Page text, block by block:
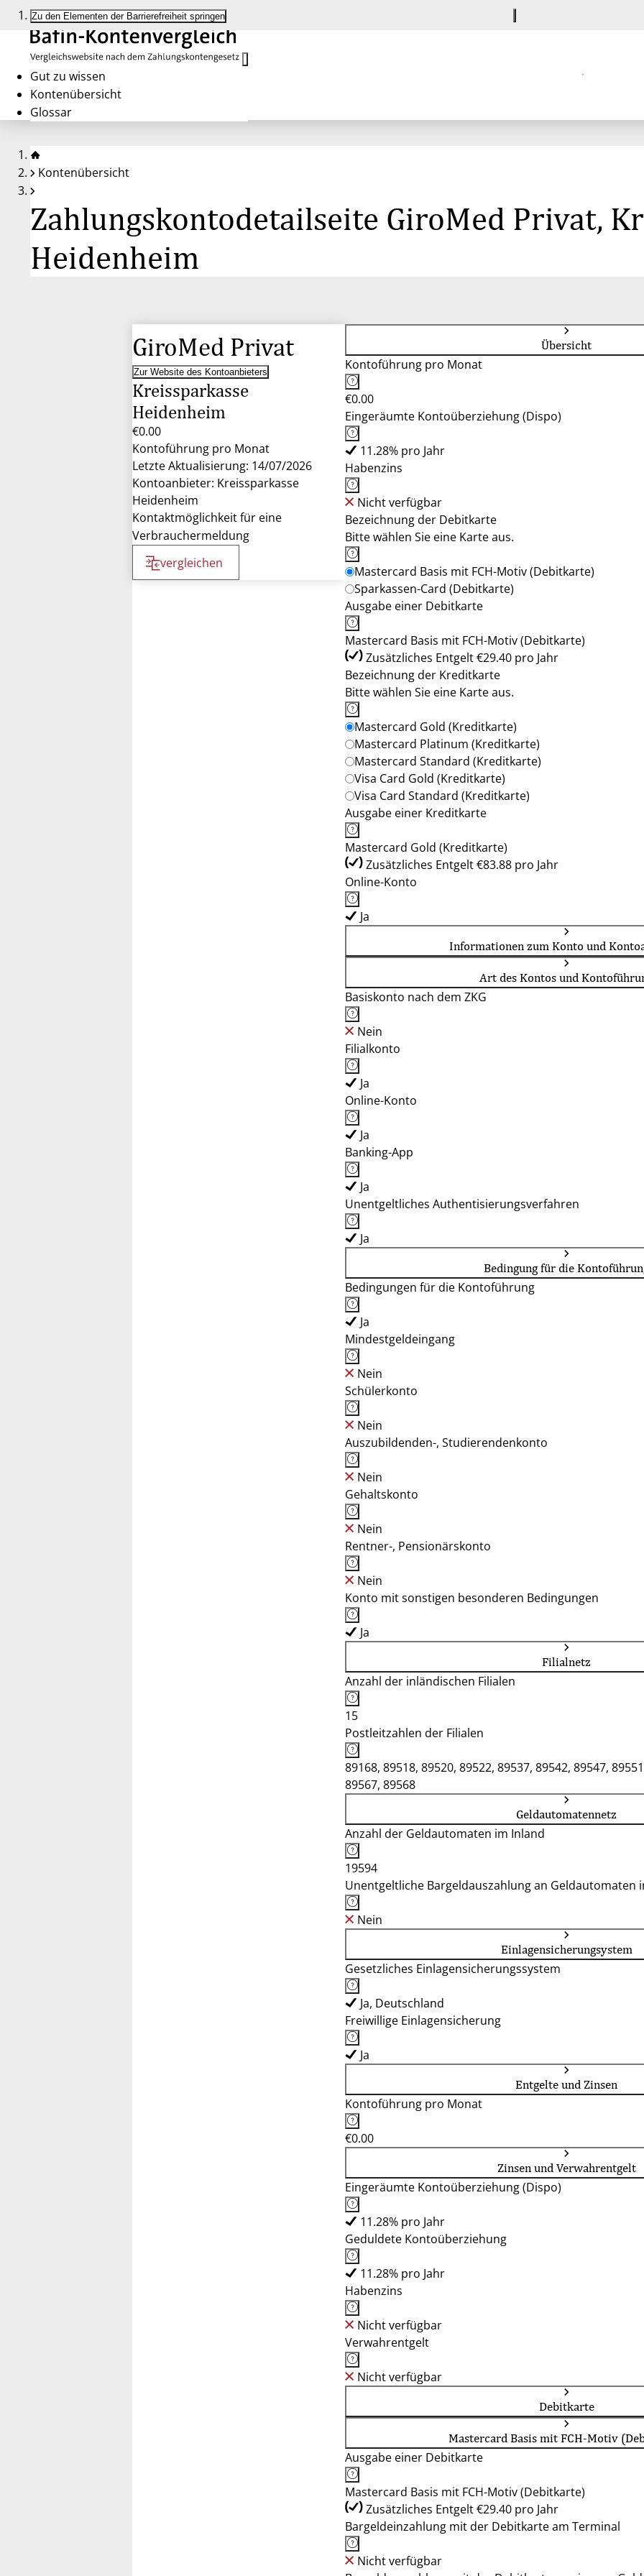
Zu den Elementen der Barrierefreiheit springen
Gut zu wissen
Kontenübersicht
Glossar
Kontenübersicht
Zahlungskontodetailseite GiroMed Privat,
Heidenheim
GiroMed Privat
Zur Website des Kontoanbieters
Kreissparkasse
Heidenheim
€0.00
Kontoführung pro Monat
Letzte Aktualisierung: 14/07/2026
Kontoanbieter: Kreissparkasse
Heidenheim
Kontaktmöglichkeit für eine
Verbrauchermeldung
vergleichen
Übersicht
Kontoführung pro Monat
€0.00
Eingeräumte Kontoüberziehung (Dispo)
11.28% pro Jahr
Habenzins
Nicht verfügbar
Bezeichnung der Debitkarte
Bitte wählen Sie eine Karte aus.
Mastercard Basis mit FCH-Motiv (Debitkarte)
Sparkassen-Card (Debitkarte)
Ausgabe einer Debitkarte
Mastercard Basis mit FCH-Motiv (Debitkarte)
Zusätzliches Entgelt €29.40 pro Jahr
Bezeichnung der Kreditkarte
Bitte wählen Sie eine Karte aus.
Mastercard Gold (Kreditkarte)
Mastercard Platinum (Kreditkarte)
Mastercard Standard (Kreditkarte)
Visa Card Gold (Kreditkarte)
Visa Card Standard (Kreditkarte)
Ausgabe einer Kreditkarte
Mastercard Gold (Kreditkarte)
Zusätzliches Entgelt €83.88 pro Jahr
Online-Konto
Ja
Informationen zum Konto und
Art des Kontos und
Basiskonto nach dem ZKG
Nein
Filialkonto
Ja
Online-Konto
Ja
Banking-App
Ja
Unentgeltliches Authentisierungsverfahren
Ja
Bedingung für die
Bedingungen für die Kontoführung
Ja
Mindestgeldeingang
Nein
Schülerkonto
Nein
Auszubildenden-, Studierendenkonto
Nein
Gehaltskonto
Nein
Rentner-, Pensionärskonto
Nein
Konto mit sonstigen besonderen Bedingungen
Ja
Filialnetz
Anzahl der inländischen Filialen
15
Postleitzahlen der Filialen
89168, 89518, 89520, 89522, 89537, 89542, 89547,
89567, 89568
Geldautomatennetz
Anzahl der Geldautomaten im Inland
19594
Unentgeltliche Bargeldauszahlung an Geldautomaten
Nein
Einlagensicherungsystem
Gesetzliches Einlagensicherungssystem
Ja, Deutschland
Freiwillige Einlagensicherung
Ja
Entgelte und Zinsen
Kontoführung pro Monat
€0.00
Zinsen und Verwahrentgelt
Eingeräumte Kontoüberziehung (Dispo)
11.28% pro Jahr
Geduldete Kontoüberziehung
11.28% pro Jahr
Habenzins
Nicht verfügbar
Verwahrentgelt
Nicht verfügbar
Debitkarte
Mastercard Basis mit FCH-Motiv
Ausgabe einer Debitkarte
Mastercard Basis mit FCH-Motiv (Debitkarte)
Zusätzliches Entgelt €29.40 pro Jahr
Bargeldeinzahlung mit der Debitkarte am Terminal
Nicht verfügbar